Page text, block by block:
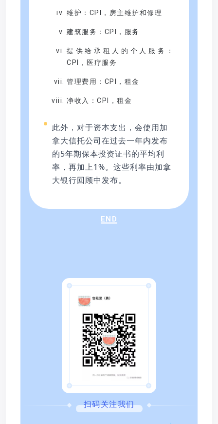
维护：CPI，房主维护和修理
建筑服务：CPI，服务
提供给承租人的个人服务：
CPI，医疗服务
管理费用：CPI，租金
净收入：CPI，租金
此外，对于资本支出，会使用加
拿大信托公司在过去一年内发布
的5年期保本投资证书的平均利
率，再加上1%。这些利率由加拿
大银行回顾中发布。
END
扫码关注我们